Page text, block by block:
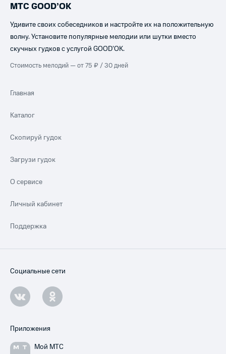
МТС GOOD’OK
Удивите своих собеседников и настройте их на положительную
волну. Установите популярные мелодии или шутки вместо
скучных гудков с услугой GOOD’OK.
Стоимость мелодий — от 75 ₽ / 30 дней
Главная
Каталог
Скопируй гудок
Загрузи гудок
О сервисе
Личный кабинет
Поддержка
Социальные сети
Приложения
Мой МТС